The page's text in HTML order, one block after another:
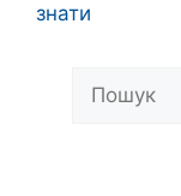
знати
Пошук